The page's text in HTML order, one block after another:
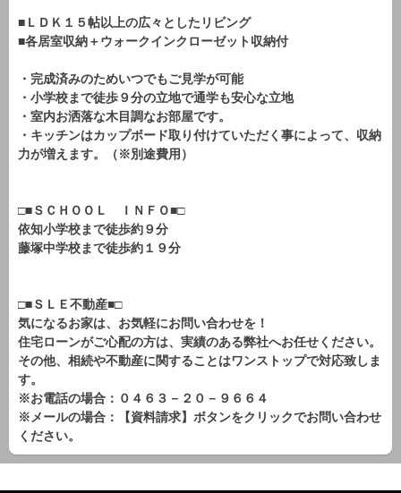
■ＬＤＫ１５帖以上の広々としたリビング
■各居室収納＋ウォークインクローゼット収納付
・完成済みのためいつでもご見学が可能
・小学校まで徒歩９分の立地で通学も安心な立地
・室内お洒落な木目調なお部屋です。
・キッチンはカップボード取り付けていただく事によって、収納
力が増えます。（※別途費用）
□■ＳＣＨＯＯＬ ＩＮＦＯ■□
依知小学校まで徒歩約９分
藤塚中学校まで徒歩約１９分
□■ＳＬＥ不動産■□
気になるお家は、お気軽にお問い合わせを！
住宅ローンがご心配の方は、実績のある弊社へお任せください。
その他、相続や不動産に関することはワンストップで対応致しま
す。
※お電話の場合：０４６３－２０－９６６４
※メールの場合：【資料請求】ボタンをクリックでお問い合わせ
ください。